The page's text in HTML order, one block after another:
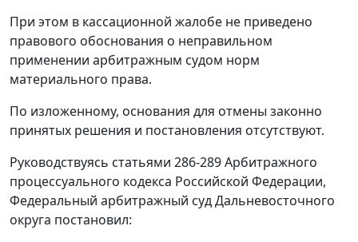
При этом в кассационной жалобе не приведено
правового обоснования о неправильном
применении арбитражным судом норм
материального права.
По изложенному, основания для отмены законно
принятых решения и постановления отсутствуют.
Руководствуясь статьями 286-289Арбитражного
процессуального кодекса Российской Федерации,
Федеральный арбитражный суд Дальневосточного
округа постановил: